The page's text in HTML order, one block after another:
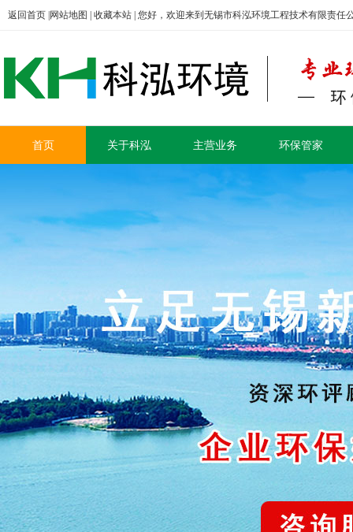
返回首页 网站地图 收藏本站 | 您好，欢迎来到无锡市科泓环境工程技术有限责任
首页 关于科泓 主营业务 环保管家